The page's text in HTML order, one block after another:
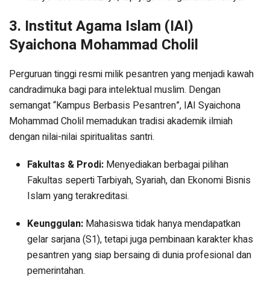
3. Institut Agama Islam (IAI)
Syaichona Mohammad Cholil
Perguruan tinggi resmi milik pesantren yang menjadi kawah
candradimuka bagi para intelektual muslim. Dengan
semangat “Kampus Berbasis Pesantren”, IAI Syaichona
Mohammad Cholil memadukan tradisi akademik ilmiah
dengan nilai-nilai spiritualitas santri.
Fakultas & Prodi: Menyediakan berbagai pilihan
Fakultas seperti Tarbiyah, Syariah, dan Ekonomi Bisnis
Islam yang terakreditasi.
Keunggulan: Mahasiswa tidak hanya mendapatkan
gelar sarjana (S1), tetapi juga pembinaan karakter khas
pesantren yang siap bersaing di dunia profesional dan
pemerintahan.